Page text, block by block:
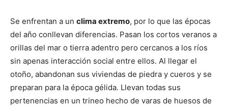
Se enfrentan a un clima extremo, por lo que las épocas
del año conllevan diferencias. Pasan los cortos veranos a
orillas del mar o tierra adentro pero cercanos a los ríos
sin apenas interacción social entre ellos. Al llegar el
otoño, abandonan sus viviendas de piedra y cueros y se
preparan para la época gélida. Llevan todas sus
pertenencias en un trineo hecho de varas de huesos de